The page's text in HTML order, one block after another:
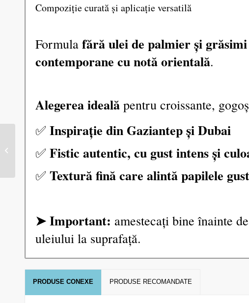
Compoziție curată și aplicație versatilă
Formula fără ulei de palmier și
contemporane cu notă orientală.
Alegerea ideală pentru croissante,
✅ Inspirație din Gaziantep și Dubai
✅ Fistic autentic, cu gust intens și
✅ Textură fină care alintă papilele
➤ Important: amestecați bine înainte
uleiului la suprafață.
PRODUSE CONEXE PRODUSE RECOMANDATE
fistic – Don Gelato